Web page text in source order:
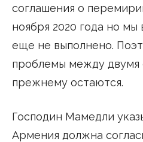
соглашения о
ноября 2020 года но мы
еще не выполнено.
проблемы между двумя
прежнему остаются.
Господин Мамедли
Армения должна